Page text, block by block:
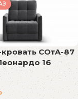
СОтА-87
16